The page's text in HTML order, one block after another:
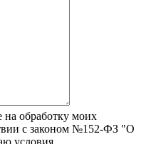
на обработку моих
с законом №152-ФЗ "О